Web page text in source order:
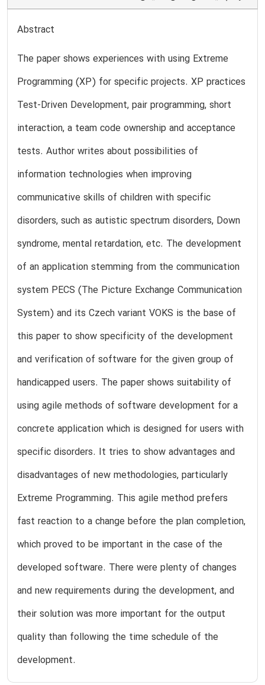
Abstract
The paper shows experiences with using Extreme
Programming (XP) for specific projects. XP practices
Test-Driven Development, pair programming, short
interaction, a team code ownership and acceptance
tests. Author writes about possibilities of
information technologies when improving
communicative skills of children with specific
disorders, such as autistic spectrum disorders, Down
syndrome, mental retardation, etc. The development
of an application stemming from the communication
system PECS (The Picture Exchange Communication
System) and its Czech variant VOKS is the base of
this paper to show specificity of the development
and verification of software for the given group of
handicapped users. The paper shows suitability of
using agile methods of software development for a
concrete application which is designed for users with
specific disorders. It tries to show advantages and
disadvantages of new methodologies, particularly
Extreme Programming. This agile method prefers
fast reaction to a change before the plan completion,
which proved to be important in the case of the
developed software. There were plenty of changes
and new requirements during the development, and
their solution was more important for the output
quality than following the time schedule of the
development.